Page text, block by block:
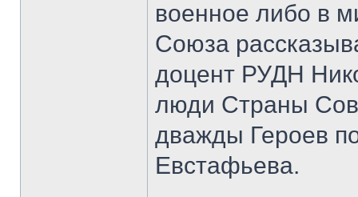
военное либо в
Союза
доцент РУДН
люди Страны
дважды Героев
Евстафьева.